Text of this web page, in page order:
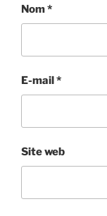
Nom*
E-mail*
Site web